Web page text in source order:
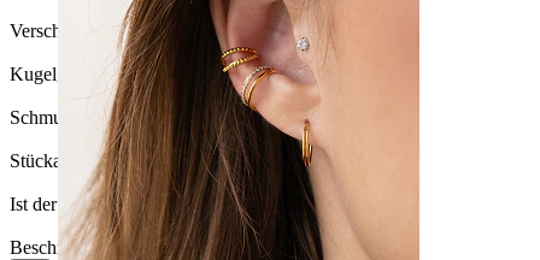
Verschlusstyp:Außengewinde
Kugelgröße: 3 mm.
Schmucksteintyp:Kristall
Stückanzahl:1
Ist der Schmuck beschichtet?:Ja, ganzer Schmuck
Beschreibung